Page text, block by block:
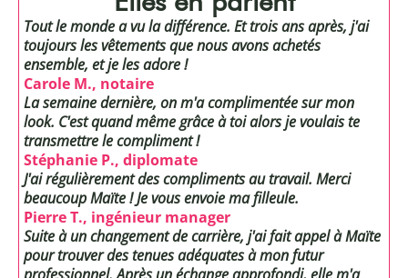
Tout le monde a vu la différence. Et trois ans après, j'ai
toujours les vêtements que nous avons achetés
ensemble, et je les adore !
Carole M., notaire
La semaine dernière, on m'a complimentée sur mon
look. C'est quand même grâce à toi alors je voulais te
transmettre le compliment !
Stéphanie P., diplomate
J'ai régulièrement des compliments au travail. Merci
beaucoup Maïte ! Je vous envoie ma filleule.
Pierre T., ingénieur manager
Suite à un changement de carrière, j'ai fait appel à Maïte
pour trouver des tenues adéquates à mon futur
professionnel. Après un échange approfondi, elle m'a